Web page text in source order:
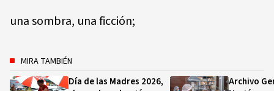
una sombra, una ficción;
MIRA TAMBIÉN
Día de las Madres 2026,
Archivo